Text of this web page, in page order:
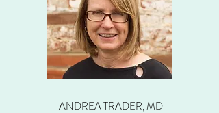
ANDREA TRADER, MD